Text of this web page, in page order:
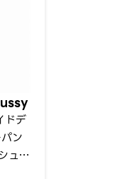
ドデ
ン
ュ加